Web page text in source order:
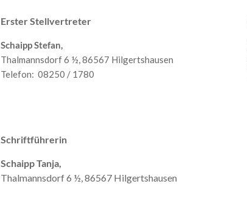
Erster Stellvertreter
Schaipp Stefan,
Thalmannsdorf 6 ½, 86567 Hilgertshausen
Telefon: 08250 / 1780
Schriftführerin
Schaipp Tanja,
Thalmannsdorf 6 ½, 86567 Hilgertshausen